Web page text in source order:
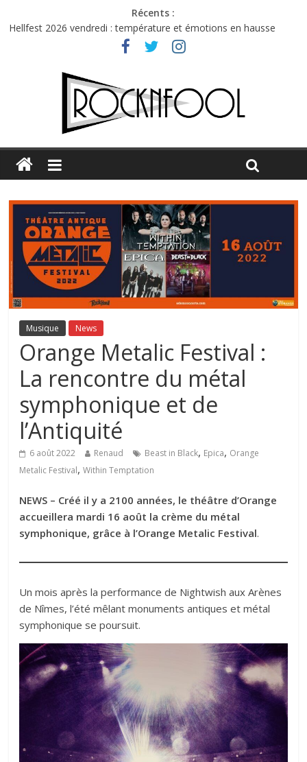
Récents :
Hellfest 2026 vendredi : température et émotions en hausse
Hellfest 2026 jeudi : impossible de choisir entre chaleur et bonne
Première édition du Midgard Festival : entre bière, métal et
Charlie Puth à l’Olympia : la leçon de pop du Professeur Puth
Jon Spencer & the HITmakers : coup de chaud au café Atlantik
Musique News
Orange Metalic Festival :
La rencontre du métal
symphonique et de
l’Antiquité
6 août 2022 Renaud Beast in Black, Epica, Orange
Metalic Festival,Within Temptation
NEWS – Créé il y a 2100 années, le théâtre d’Orange
accueillera mardi 16 août la crème du métal
symphonique, grâce à l’Orange Metalic Festival.
Un mois après la performance de Nightwish aux Arènes
de Nîmes, l’été mêlant monuments antiques et métal
symphonique se poursuit.